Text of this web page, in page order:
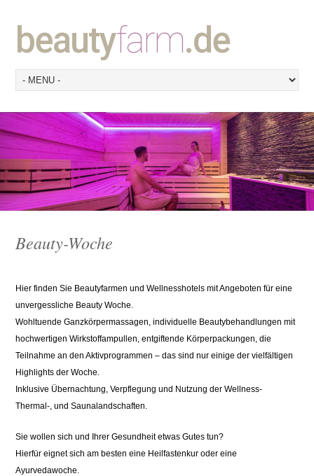
beautyfarm.de
Beauty-Woche
Hier finden Sie Beautyfarmen und Wellnesshotels mit Angeboten für eine
unvergessliche Beauty Woche.
Wohltuende Ganzkörpermassagen, individuelle Beautybehandlungen mit
hochwertigen Wirkstoffampullen, entgiftende Körperpackungen, die
Teilnahme an den Aktivprogrammen – das sind nur einige der vielfältigen
Highlights der Woche.
Inklusive Übernachtung, Verpflegung und Nutzung der Wellness-
Thermal-, und Saunalandschaften.
Sie wollen sich und Ihrer Gesundheit etwas Gutes tun?
Hierfür eignet sich am besten eine Heilfastenkur oder eine
Ayurvedawoche.